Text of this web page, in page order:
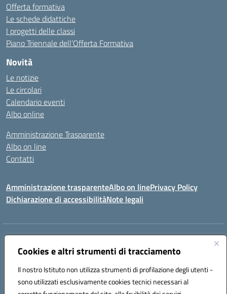
Cookies e altri strumenti di tracciamento
Il nostro Istituto non utilizza strumenti di profilazione degli utenti -
sono utilizzati esclusivamente cookies tecnici necessari al
Offerta formativa
Le schede didattiche
I progetti delle classi
Piano Triennale dell’Offerta Formativa
Novità
Le notizie
Le circolari
Calendario eventi
Albo online
Amministrazione Trasparente
Albo on line
Contatti
Amministrazione trasparenteAlbo on linePrivacy Policy
Dichiarazione di accessibilitàNote legali
Indirizzo:
Centralino:078170786 Email:caic875002@istruzione.it
Codice fiscale: 90027700922
Codice meccanografico:
CAIC875002